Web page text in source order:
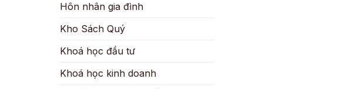
Hôn nhân gia đình
Kho Sách Quý
Khoá học đầu tư
Khoá học kinh doanh